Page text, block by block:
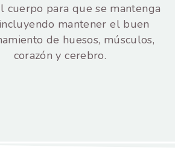
cuerpo para que se mantenga
mantener el buen
de huesos, músculos,
corazón y cerebro.